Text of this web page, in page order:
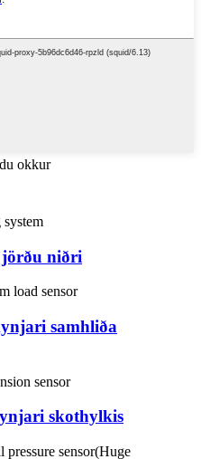
okkur
niðri
samhliða
skothylkis